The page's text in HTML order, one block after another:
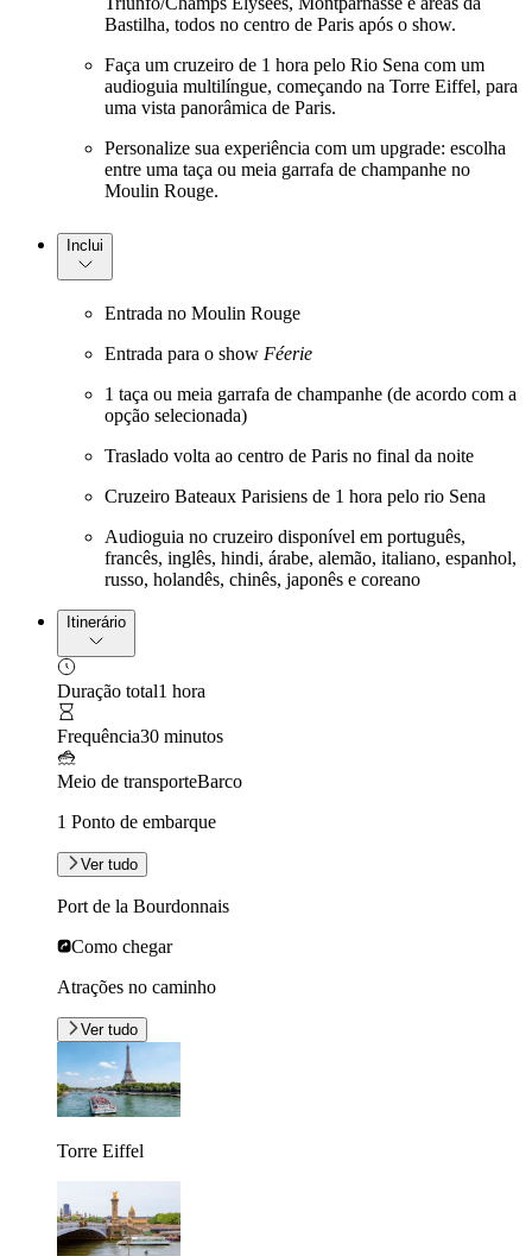
Bastilha, todos no centro de Paris após o show.
Faça um cruzeiro de 1 hora pelo Rio Sena com um
audioguia multilíngue, começando na Torre Eiffel, para
uma vista panorâmica de Paris.
Personalize sua experiência com um upgrade: escolha
entre uma taça ou meia garrafa de champanhe no
Moulin Rouge.
Inclui
Entrada no Moulin Rouge
Entrada para o show Féerie
1 taça ou meia garrafa de champanhe (de acordo com a
opção selecionada)
Traslado volta ao centro de Paris no final da noite
Cruzeiro Bateaux Parisiens de 1 hora pelo rio Sena
Audioguia no cruzeiro disponível em português,
francês, inglês, hindi, árabe, alemão, italiano, espanhol,
russo, holandês, chinês, japonês e coreano
Itinerário
Duração total1 hora
Frequência30 minutos
Meio de transporteBarco
1 Ponto de embarque
Ver tudo
Port de la Bourdonnais
Como chegar
Atrações no caminho
Ver tudo
Torre Eiffel